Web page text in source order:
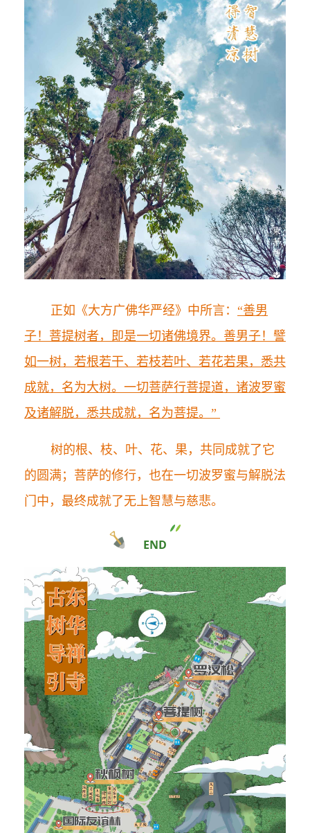
正如《大方广佛华严经》中所言： “善男
子！菩提树者，即是一切诸佛境界。善男子！譬
如一树，若根若干、若枝若叶、若花若果，悉共
成就，名为大树。一切菩萨行菩提道，诸波罗蜜
及诸解脱，悉共成就，名为菩提。”
树的根、枝、叶、花、果，共同成就了它
的圆满；菩萨的修行，也在一切波罗蜜与解脱法
门中，最终成就了无上智慧与慈悲。
END